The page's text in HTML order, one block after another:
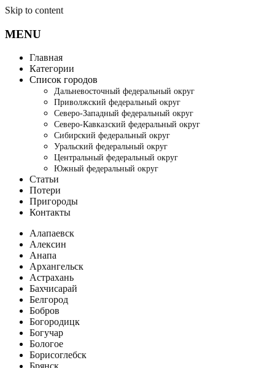
Skip to content
MENU
Главная
Категории
Список городов
Дальневосточный федеральный округ
Приволжский федеральный округ
Северо-Западный федеральный округ
Северо-Кавказский федеральный округ
Сибирский федеральный округ
Уральский федеральный округ
Центральный федеральный округ
Южный федеральный округ
Статьи
Потери
Пригороды
Контакты
Алапаевск
Алексин
Анапа
Архангельск
Астрахань
Бахчисарай
Белгород
Бобров
Богородицк
Богучар
Бологое
Борисоглебск